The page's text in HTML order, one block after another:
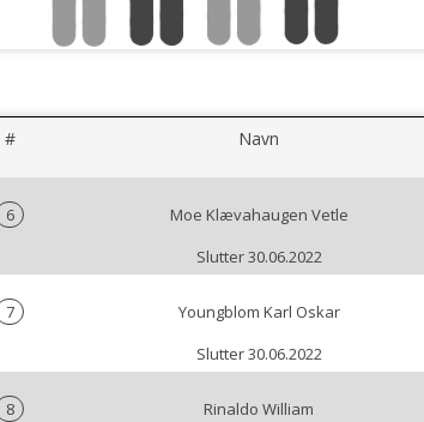
# Navn
6
Moe Klævahaugen Vetle
Slutter 30.06.2022
7
Youngblom Karl Oskar
Slutter 30.06.2022
8
Rinaldo William